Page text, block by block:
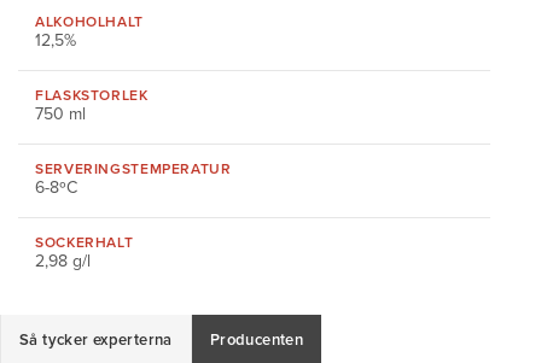
ALKOHOLHALT
12,5%
FLASKSTORLEK
750 ml
SERVERINGSTEMPERATUR
6-8ºC
SOCKERHALT
2,98 g/l
Så tycker experterna Producenten